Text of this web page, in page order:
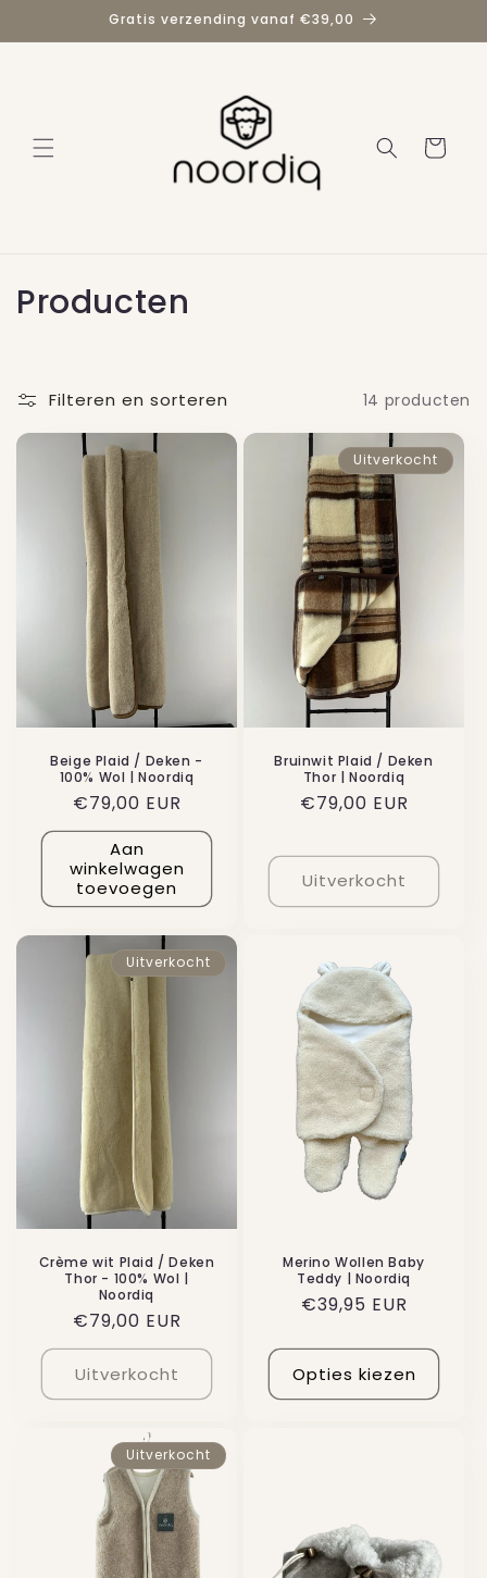
content
Gratis verzending vanaf €39,00
Winkelwagen
C
l
l
Producten
Filteren en sorteren 14 producten
Beige Plaid / Deken -
100% Wol | Noordiq
Normale
prijs
€79,00 EUR
Aan
winkelwagen
toevoegen
Uitverkocht
Bruinwit Plaid / Deken
Thor | Noordiq
Normale
€79,00 EUR
Uitverkocht
Uitverkocht
Crème wit Plaid / Deken
Thor - 100% Wol |
Noordiq
Normale
prijs
€79,00 EUR
Uitverkocht
Merino Wollen Baby
Teddy | Noordiq
Normale
€39,95 EUR
Opties kiezen
Uitverkocht